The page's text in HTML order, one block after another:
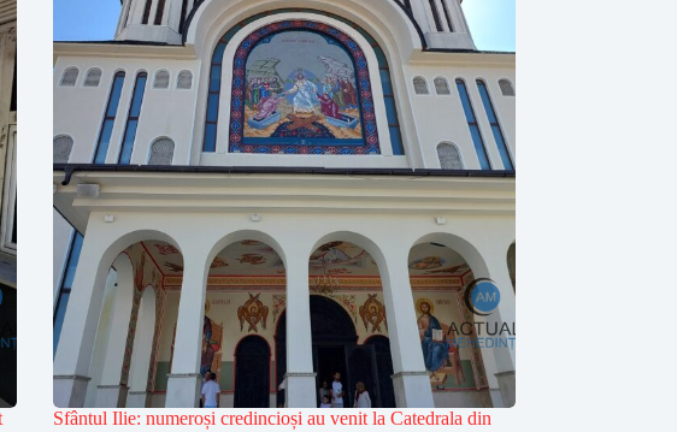
Sfântul Ilie: numeroși credincioși au venit la Catedrala din